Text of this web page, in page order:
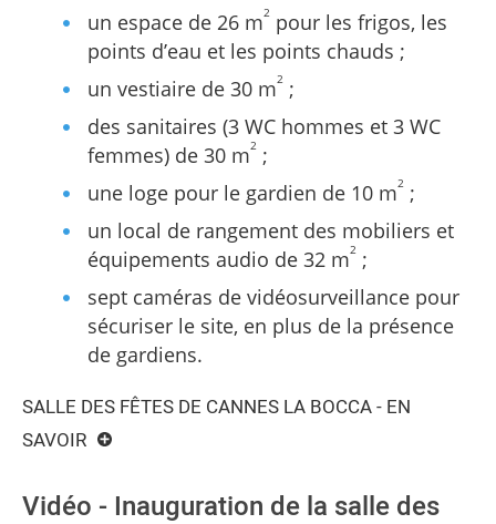
un espace de 26 m2pour les frigos, les
points d’eau et les points chauds ;
un vestiaire de 30 m2;
des sanitaires (3 WC hommes et 3 WC
femmes) de 30 m2;
une loge pour le gardien de 10 m2;
un local de rangement des mobiliers et
équipements audio de 32 m2;
sept caméras de vidéosurveillance pour
sécuriser le site, en plus de la présence
de gardiens.
SALLE DES FÊTES DE CANNES LA BOCCA - EN
SAVOIR
Vidéo - Inauguration de la salle des